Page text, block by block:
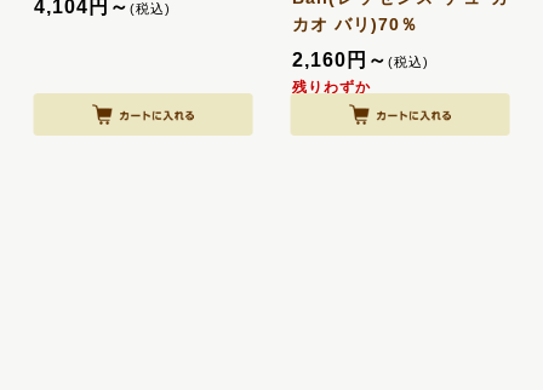
4,104 円 ～(税込)
カオ バリ)70％
2,160 円 ～ (税込)
残りわずか